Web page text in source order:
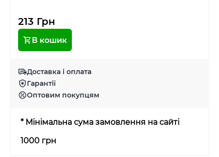
213 Грн
В кошик
Доставка і оплата
Гарантії
Оптовим покупцям
* Мінімальна сума замовлення на сайті
1000 грн